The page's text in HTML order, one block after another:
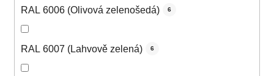
RAL 6006 (Olivová zelenošedá) 6
RAL 6007 (Lahvově zelená) 6